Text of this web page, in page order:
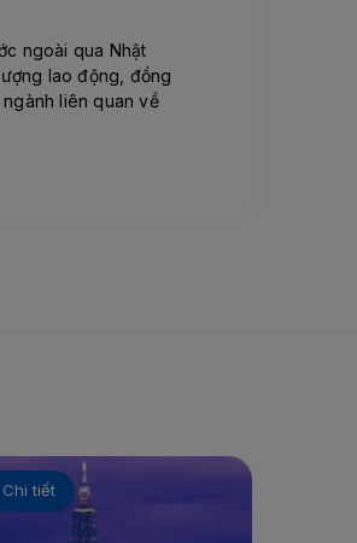
ngoài qua Nhật
lao động, đồng
liên quan về
Chi tiết